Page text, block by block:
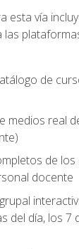
esta vía
de
medios real
de
docente
del día, los 7